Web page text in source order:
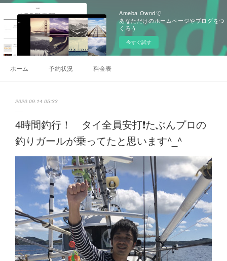
Ameba Owndで
あなただけのホームページやブログをつ
くろう
今すぐ試す
ホーム 予約状況 料金表
2020.09.14 05:33
4時間釣行！ タイ全員安打❗️たぶんプロの
釣りガールが乗ってたと思います^_^